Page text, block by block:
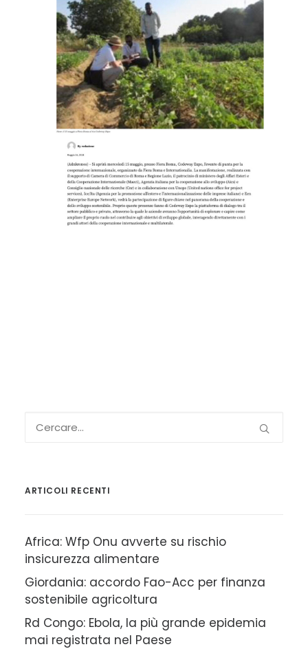
ARTICOLI RECENTI
Africa: Wfp Onu avverte su rischio
insicurezza alimentare
Giordania: accordo Fao-Acc per finanza
sostenibile agricoltura
Rd Congo: Ebola, la più grande epidemia
mai registrata nel Paese